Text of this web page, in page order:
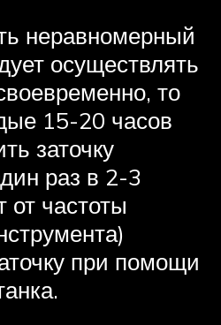
неравномерный
осуществлять
то
15-20 часов
заточку
раз в 2-3
от частоты
при помощи